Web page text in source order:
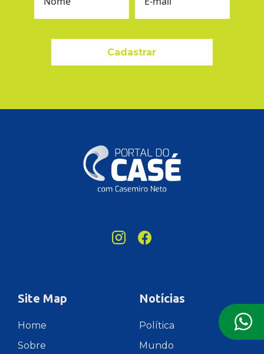
Cadastrar
Site Map
Home
Sobre
Notícias
Política
Mundo